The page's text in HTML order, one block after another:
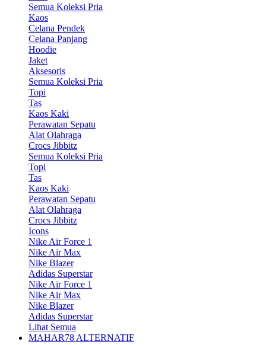
Semua Koleksi Pria
Kaos
Celana Pendek
Celana Panjang
Hoodie
Jaket
Aksesoris
Semua Koleksi Pria
Topi
Tas
Kaos Kaki
Perawatan Sepatu
Alat Olahraga
Crocs Jibbitz
Semua Koleksi Pria
Topi
Tas
Kaos Kaki
Perawatan Sepatu
Alat Olahraga
Crocs Jibbitz
Icons
Nike Air Force 1
Nike Air Max
Nike Blazer
Adidas Superstar
Nike Air Force 1
Nike Air Max
Nike Blazer
Adidas Superstar
Lihat Semua
MAHAR78 ALTERNATIF